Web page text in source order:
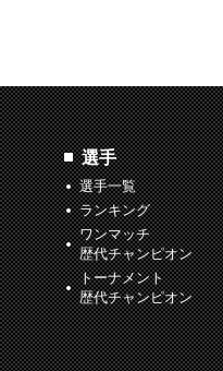
選手
選手一覧
ランキング
ワンマッチ
歴代チャンピオン
トーナメント
歴代チャンピオン